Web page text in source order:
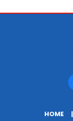
HOME